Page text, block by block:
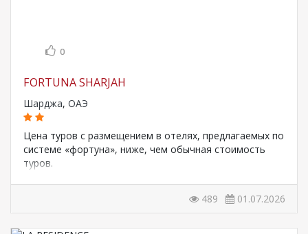
0
FORTUNA SHARJAH
Шарджа, ОАЭ
Цена туров c размещением в отелях, предлагаемых по
системе «фортуна», ниже, чем обычная стоимость
туров.
489 01.07.2026